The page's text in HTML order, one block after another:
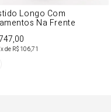
Longo Com
Na Frente
x de R$ 106,71